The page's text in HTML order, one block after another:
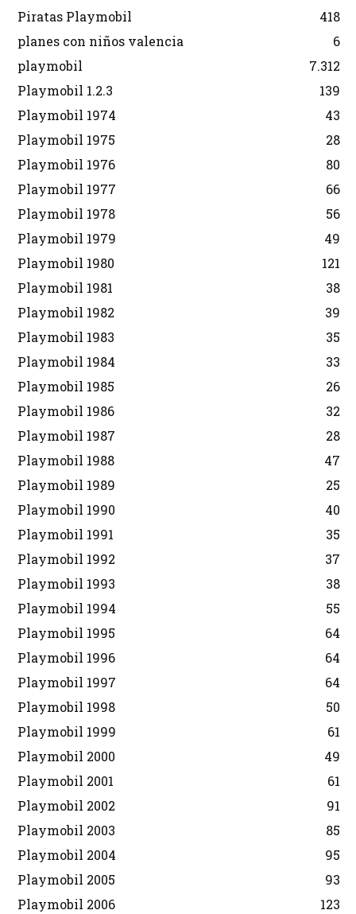
Piratas Playmobil
418
planes con niños valencia
6
playmobil
7.312
Playmobil 1.2.3
139
Playmobil 1974
43
Playmobil 1975
28
Playmobil 1976
80
Playmobil 1977
66
Playmobil 1978
56
Playmobil 1979
49
Playmobil 1980
121
Playmobil 1981
38
Playmobil 1982
39
Playmobil 1983
35
Playmobil 1984
33
Playmobil 1985
26
Playmobil 1986
32
Playmobil 1987
28
Playmobil 1988
47
Playmobil 1989
25
Playmobil 1990
40
Playmobil 1991
35
Playmobil 1992
37
Playmobil 1993
38
Playmobil 1994
55
Playmobil 1995
64
Playmobil 1996
64
Playmobil 1997
64
Playmobil 1998
50
Playmobil 1999
61
Playmobil 2000
49
Playmobil 2001
61
Playmobil 2002
91
Playmobil 2003
85
Playmobil 2004
95
Playmobil 2005
93
Playmobil 2006
123